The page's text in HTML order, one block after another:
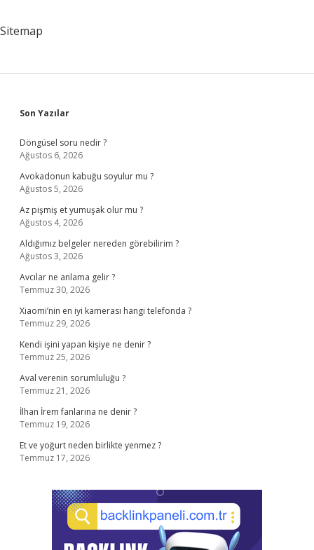
Sitemap
Sidebar
Son Yazılar
Döngüsel soru nedir ?
Ağustos 6, 2026
Avokadonun kabuğu soyulur mu ?
Ağustos 5, 2026
Az pişmiş et yumuşak olur mu ?
Ağustos 4, 2026
Aldığımız belgeler nereden görebilirim ?
Ağustos 3, 2026
Avcılar ne anlama gelir ?
Temmuz 30, 2026
Xiaomi’nin en iyi kamerası hangi telefonda ?
Temmuz 29, 2026
Kendi işini yapan kişiye ne denir ?
Temmuz 25, 2026
Aval verenin sorumluluğu ?
Temmuz 21, 2026
İlhan İrem fanlarına ne denir ?
Temmuz 19, 2026
Et ve yoğurt neden birlikte yenmez ?
Temmuz 17, 2026